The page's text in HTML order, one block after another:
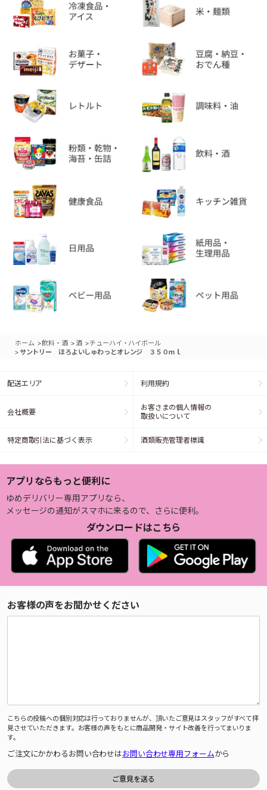
ホーム >飲料・酒 > 酒 >チューハイ・ハイボール
> サントリー ほろよいしゅわっとオレンジ ３５０ｍｌ
配送エリア 利用規約
会社概要
お客さまの個人情報の
取扱いについて
特定商取引法に基づく表示 酒類販売管理者標識
アプリならもっと便利に
ゆめデリバリー専用アプリなら、
メッセージの通知がスマホに来るので、さらに便利。
ダウンロードはこちら
お客様の声をお聞かせください
こちらの投稿への個別対応は行っておりませんが、頂いたご意見はスタッフがすべて拝
見させていただきます。お客様の声をもとに商品開発・サイト改善を行ってまいりま
す。
ご注文にかかわるお問い合わせはお問い合わせ専用フォームから